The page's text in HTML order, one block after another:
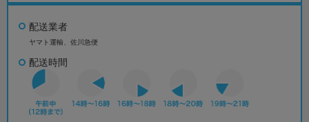
配送業者
ヤマト運輸、佐川急便
配送時間